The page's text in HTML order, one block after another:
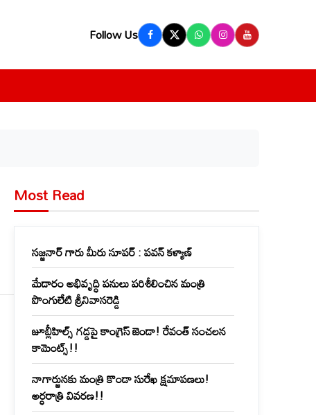
Follow Us
Most Read
సజ్జనార్ గారు మీరు సూపర్ : పవన్ కళ్యాణ్
మేడారం అభివృద్ధి పనులు పరిశీలించిన మంత్రి
పొంగులేటి శ్రీనివాసరెడ్డి
జూబ్లీహిల్స్‌ గడ్డపై కాంగ్రెస్ జెండా! రేవంత్ సంచలన
కామెంట్స్!!
నాగార్జునకు మంత్రి కొండా సురేఖ క్షమాపణలు!
అర్ధరాత్రి వివరణ!!